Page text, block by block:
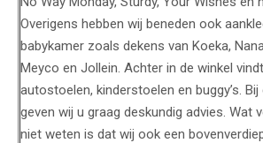
Overigens hebben wij beneden ook
babykamer zoals dekens van Koeka,
Meyco en Jollein. Achter in de winkel
autostoelen, kinderstoelen en buggy’s.
geven wij u graag deskundig advies. Wat
niet weten is dat wij ook een